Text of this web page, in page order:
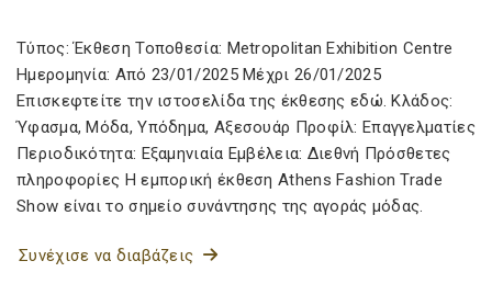
Τύπος: Έκθεση Τοποθεσία: Metropolitan Exhibition Centre
Ημερομηνία: Από 23/01/2025 Μέχρι 26/01/2025
Επισκεφτείτε την ιστοσελίδα της έκθεσης εδώ. Κλάδος:
Ύφασμα, Μόδα, Υπόδημα, Αξεσουάρ Προφίλ: Επαγγελματίες
Περιοδικότητα: Εξαμηνιαία Εμβέλεια: Διεθνή Πρόσθετες
πληροφορίες Η εμπορική έκθεση Athens Fashion Trade
Show είναι το σημείο συνάντησης της αγοράς μόδας.
Συνέχισε να διαβάζεις